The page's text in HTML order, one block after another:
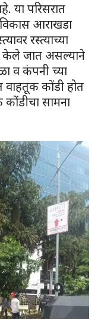
या परिसरात
आराखडा
रस्त्याच्या
केले जात असल्याने
व कंपनी च्या
वाहतूक कोंडी होत
कोंडीचा सामना